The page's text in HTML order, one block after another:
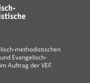
methodistischen
Evangelisch-
Auftrag der VEF.